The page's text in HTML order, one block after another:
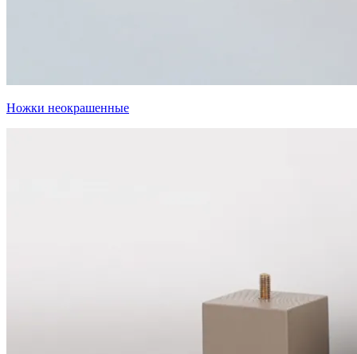
Ножки неокрашенные